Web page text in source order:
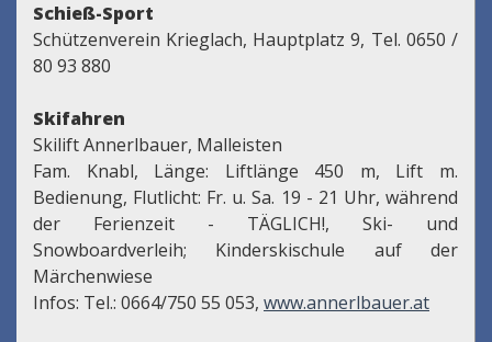
Schieß-Sport
Schützenverein Krieglach, Hauptplatz 9, Tel. 0650 /
80 93 880
Skifahren
Skilift Annerlbauer, Malleisten
Fam. Knabl, Länge: Liftlänge 450 m, Lift m.
Bedienung, Flutlicht: Fr. u. Sa. 19 - 21 Uhr, während
der Ferienzeit - TÄGLICH!, Ski- und
Snowboardverleih; Kinderskischule auf der
Märchenwiese
Infos: Tel.: 0664/750 55 053, www.annerlbauer.at